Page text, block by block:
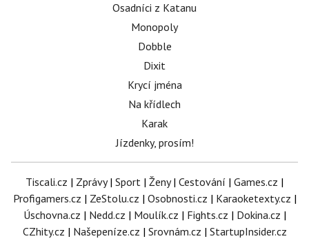
Osadníci z Katanu
Monopoly
Dobble
Dixit
Krycí jména
Na křídlech
Karak
Jízdenky, prosím!
Tiscali.cz | Zprávy| Sport | Ženy| Cestování | Games.cz |
Profigamers.cz | ZeStolu.cz | Osobnosti.cz | Karaoketexty.cz |
Úschovna.cz | Nedd.cz | Moulík.cz | Fights.cz | Dokina.cz |
CZhity.cz | Našepeníze.cz | Srovnám.cz | StartupInsider.cz